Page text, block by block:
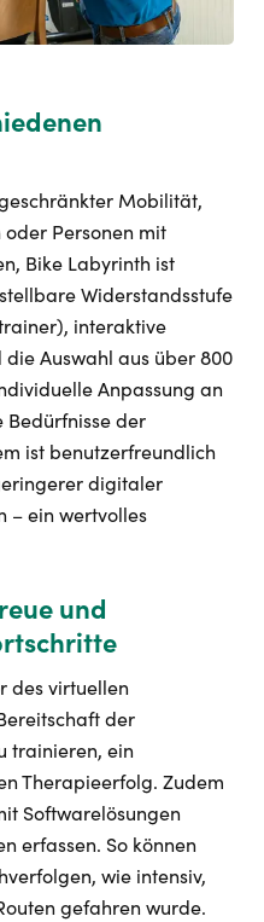
Mobilität,
Personen mit
Bike Labyrinth ist
Widerstandsstufe
interaktive
Auswahl aus über 800
Anpassung an
Bedürfnisse der
ist benutzerfreundlich
digitaler
– ein wertvolles
und
des virtuellen
der
trainieren, ein
Therapieerfolg. Zudem
Softwarelösungen
erfassen. So können
wie intensiv,
gefahren wurde.